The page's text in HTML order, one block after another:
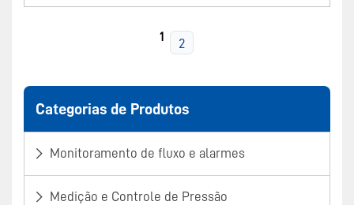
Categorias de Produtos
Monitoramento de fluxo e alarmes
Medição e Controle de Pressão
1 2